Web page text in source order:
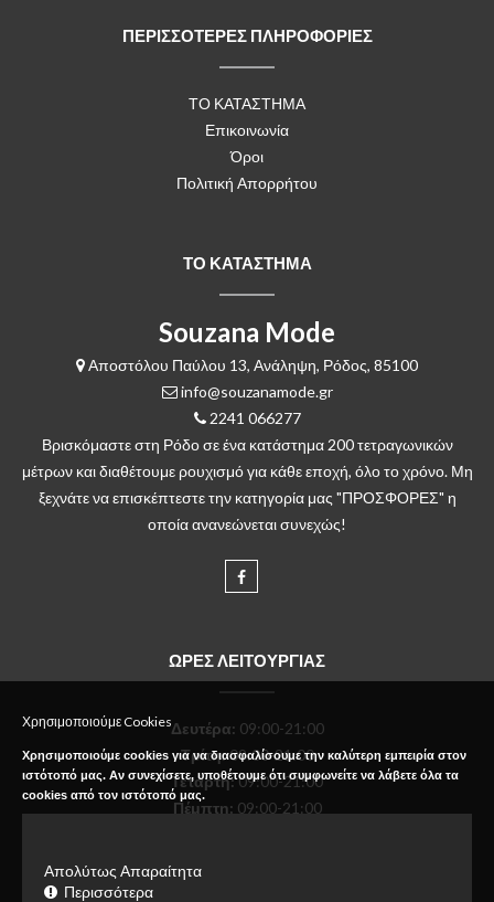
ΠΕΡΙΣΣΟΤΕΡΕΣ ΠΛΗΡΟΦΟΡΙΕΣ
ΤΟ ΚΑΤΑΣΤΗΜΑ
Επικοινωνία
Όροι
Πολιτική Απορρήτου
ΤΟ ΚΑΤΑΣΤΗΜΑ
Souzana Mode
Αποστόλου Παύλου 13, Ανάληψη, Ρόδος, 85100
info@souzanamode.gr
2241 066277
Βρισκόμαστε στη Ρόδο σε ένα κατάστημα 200 τετραγωνικών
μέτρων και διαθέτουμε ρουχισμό για κάθε εποχή, όλο το χρόνο. Μη
ξεχνάτε να επισκέπτεστε την κατηγορία μας "ΠΡΟΣΦΟΡΕΣ" η
οποία ανανεώνεται συνεχώς!
ΩΡΕΣ ΛΕΙΤΟΥΡΓΙΑΣ
Δευτέρα: 09:00-21:00
Τρίτη:09:00-21:00
Τετάρτη:09:00-21:00
Πέμπτη: 09:00-21:00
Χρησιμοποιούμε Cookies
Χρησιμοποιούμε cookies για να διασφαλίσουμε την καλύτερη εμπειρία στον
ιστότοπό μας. Αν συνεχίσετε, υποθέτουμε ότι συμφωνείτε να λάβετε όλα τα
cookies από τον ιστότοπό μας.
Απολύτως Απαραίτητα
Περισσότερα